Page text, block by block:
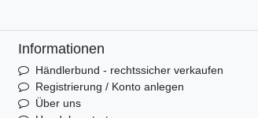
Informationen
Händlerbund - rechtssicher verkaufen
Registrierung / Konto anlegen
Über uns